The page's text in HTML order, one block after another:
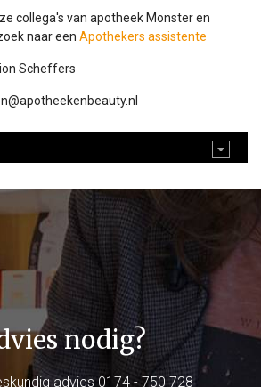
collega's van apotheek Monster en
naar een Apothekers assistente
Scheffers
nodig?
advies 0174 - 750 728